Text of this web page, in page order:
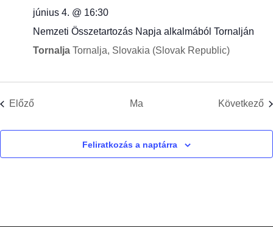
június 4. @ 16:30
Nemzeti Összetartozás Napja alkalmából Tornalján
Tornalja Tornalja, Slovakia (Slovak Republic)
ElőzőEsemények Ma Következő
Feliratkozás a naptárra